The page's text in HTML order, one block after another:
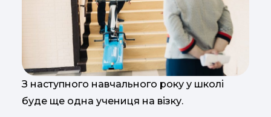
З наступного навчального року у школі
буде ще одна учениця на візку.